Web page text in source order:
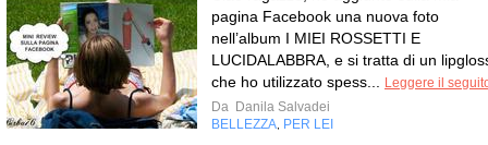
pagina Facebook una nuova foto
nell’album I MIEI ROSSETTI E
LUCIDALABBRA, e si tratta di un
che ho utilizzato spess...
Leggere il
Da Danila Salvadei
BELLEZZA PER LEI